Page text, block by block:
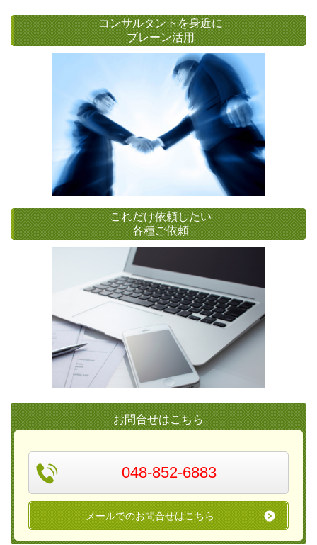
コンサルタントを身近に
ブレーン活用
これだけ依頼したい
各種ご依頼
お問合せはこちら
048-852-6883
メールでのお問合せはこちら